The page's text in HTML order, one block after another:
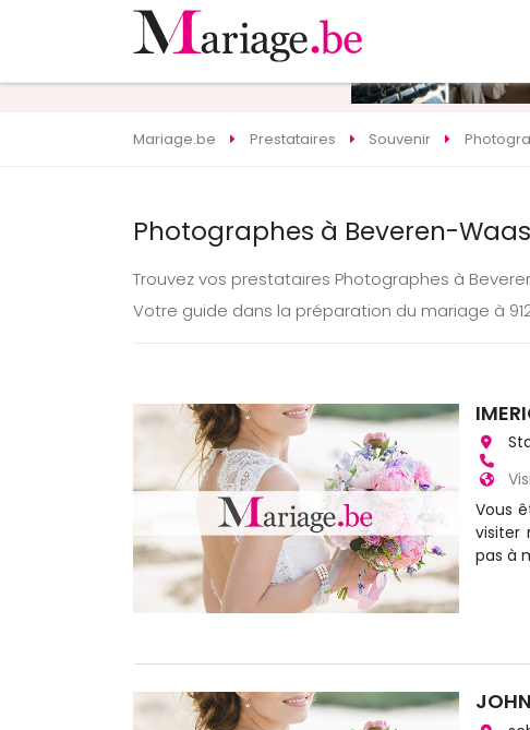
Mariage.be Prestataires Souvenir
Photographes à Beveren-
Trouvez vos prestataires Photographes à
Votre guide dans la préparation du mariage à
Vous
visiter
pas à